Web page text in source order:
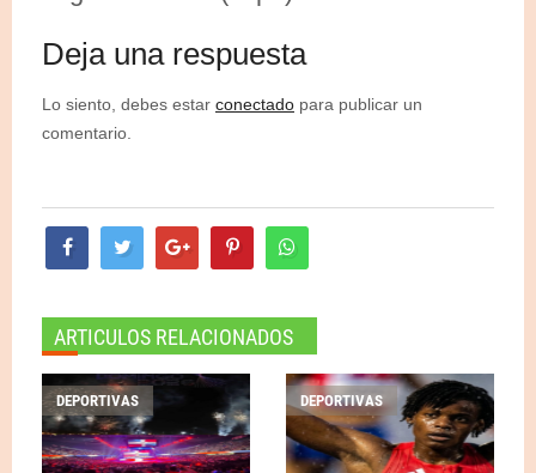
Deja una respuesta
Lo siento, debes estar conectado para publicar un
comentario.
ARTICULOS RELACIONADOS
DEPORTIVAS DEPORTIVAS